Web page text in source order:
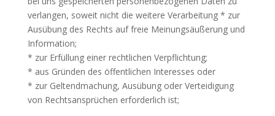
verlangen, soweit nicht die weitere Verarbeitung * zur
Ausübung des Rechts auf freie Meinungsäußerung und
Information;
* zur Erfüllung einer rechtlichen Verpflichtung;
* aus Gründen des öffentlichen Interesses oder
* zur Geltendmachung, Ausübung oder Verteidigung
von Rechtsansprüchen erforderlich ist;